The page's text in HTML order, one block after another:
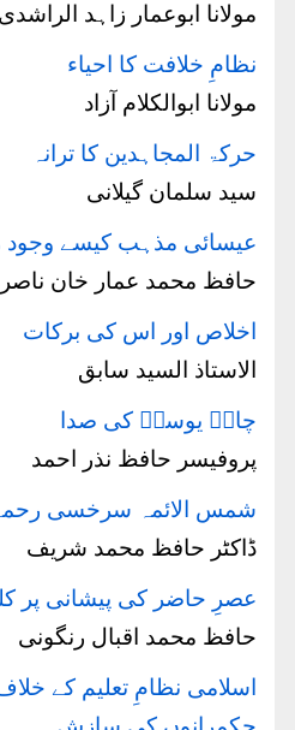
مولانا ابوعمار زاہد الراشدی
نظامِ خلافت کا احیاء
مولانا ابوالکلام آزاد
حرکۃ المجاہدین کا ترانہ
سید سلمان گیلانی
عیسائی مذہب کیسے وجود
حافظ محمد عمار خان ناصر
اخلاص اور اس کی برکات
الاستاذ السید سابق
چاہِ یوسفؑ کی صدا
پروفیسر حافظ نذر احمد
شمس الائمہ سرخسی رحمۃ
ڈاکٹر حافظ محمد شریف
عصرِ حاضر کی پیشانی پر
حافظ محمد اقبال رنگونی
اسلامی نظامِ تعلیم کے